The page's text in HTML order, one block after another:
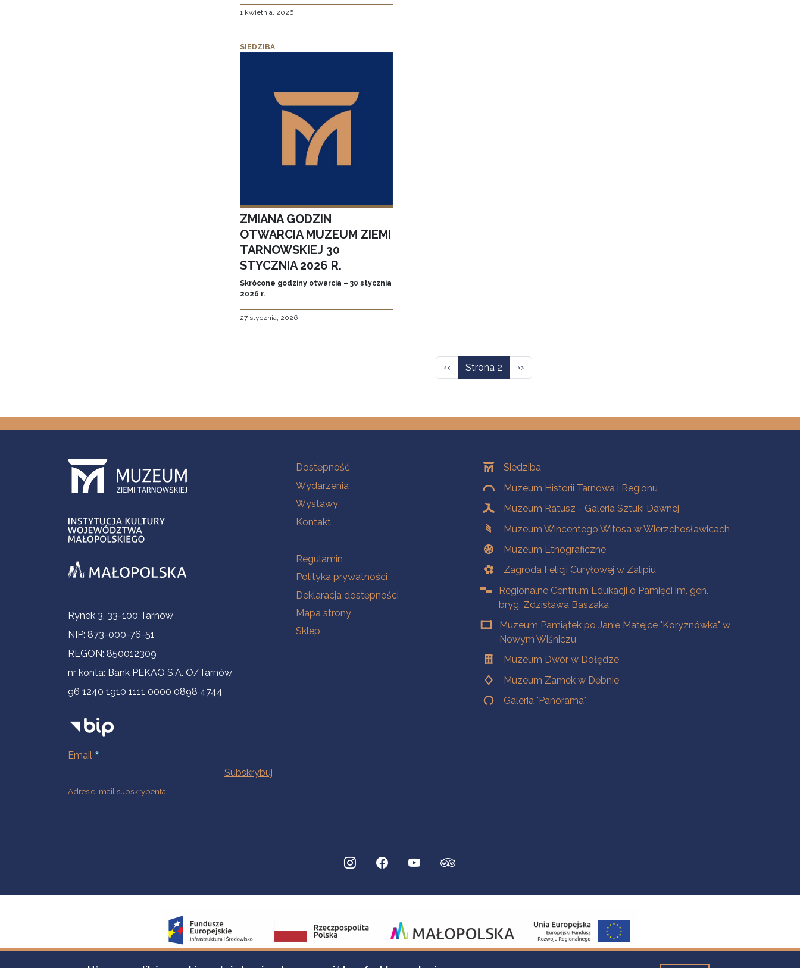
1 kwietnia, 2026
SIEDZIBA
ZMIANA GODZIN
OTWARCIA MUZEUM ZIEMI
TARNOWSKIEJ 30
STYCZNIA 2026 R.
Skrócone godziny otwarcia – 30 stycznia
2026 r.
27 stycznia, 2026
Poprzednia strona
‹‹ Strona 2 Następna strona
››
Informacje kontaktowe
Rynek 3, 33-100 Tarnów
NIP: 873-000-76-51
REGON: 850012309
nr konta: Bank PEKAO S.A. O/Tarnów
96 1240 1910 1111 0000 0898 4744
Email
Adres e-mail subskrybenta.
Na skróty
Dostępność
Wydarzenia
Wystawy
Kontakt
Na skróty
Regulamin
Polityka prywatności
Deklaracja dostępności
Mapa strony
Sklep
OddziałySiedziba
Muzeum Historii Tarnowa i Regionu
Muzeum Ratusz - Galeria Sztuki Dawnej
Muzeum Wincentego Witosa w Wierzchosławicach
Muzeum Etnograficzne
Zagroda Felicji Curyłowej w Zalipiu
Regionalne Centrum Edukacji o Pamięci im. gen.
bryg. Zdzisława Baszaka
Muzeum Pamiątek po Janie Matejce "Koryznówka" w
Nowym Wiśniczu
Muzeum Dwór w Dołędze
Muzeum Zamek w Dębnie
Galeria "Panorama"